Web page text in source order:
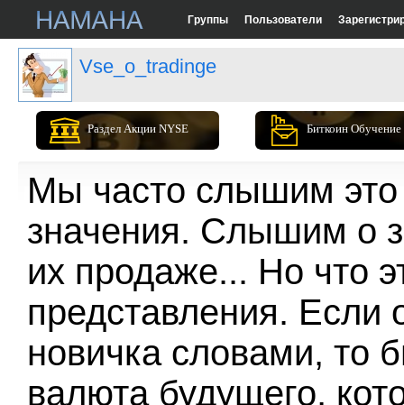
Группы Пользователи
Vse_o_tradinge
Раздел Акции NYSE Биткоин Обучение
Мы часто слышим
значения. Слышим о
их продаже... Но что
представления. Если
новичка словами, то
валюта будущего,